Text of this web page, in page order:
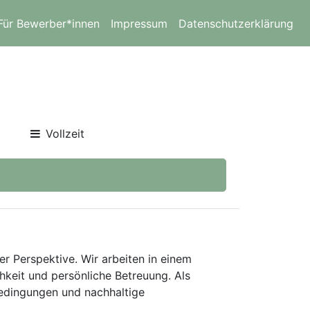
Bewerber*innen Impressum Datenschutzerklärung
Vollzeit
Perspektive. Wir arbeiten in einem
und persönliche Betreuung. Als
und nachhaltige